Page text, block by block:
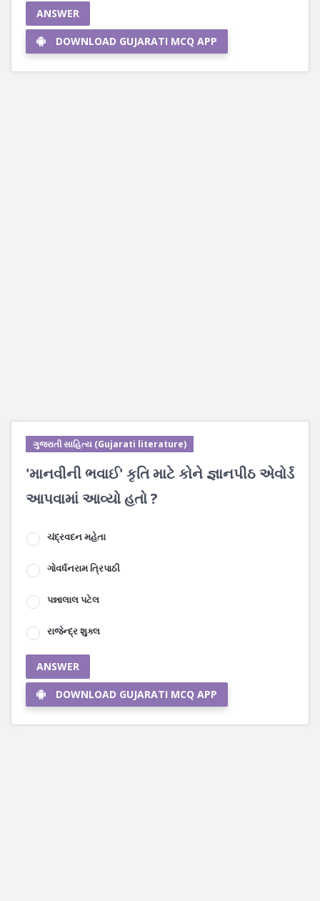
ANSWER
DOWNLOAD GUJARATI MCQ APP
ગુજરાતી સાહિત્ય (Gujarati literature)
'માનવીની ભવાઈ' કૃતિ માટે કોને જ્ઞાનપીઠ એવોર્ડ
આપવામાં આવ્યો હતો ?
ચંદ્રવદન મહેતા
ગોવર્ધનરામ ત્રિપાઠી
પન્નાલાલ પટેલ
રાજેન્દ્ર શુક્લ
ANSWER
DOWNLOAD GUJARATI MCQ APP